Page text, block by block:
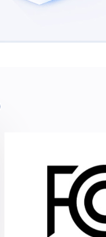
Соответствует
регулирующим